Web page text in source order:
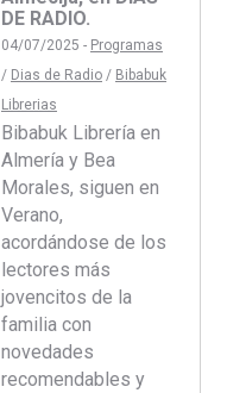
DE RADIO.
04/07/2025 - Programas
/ Dias de Radio / Bibabuk
Librerias
Bibabuk Librería en
Almería y Bea
Morales, siguen en
Verano,
acordándose de los
lectores más
jovencitos de la
familia con
novedades
recomendables y